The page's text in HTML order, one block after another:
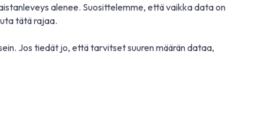
alenee. Suosittelemme, että vaikka data on
tätä rajaa.
Jos tiedät jo, että tarvitset suuren määrän dataa,